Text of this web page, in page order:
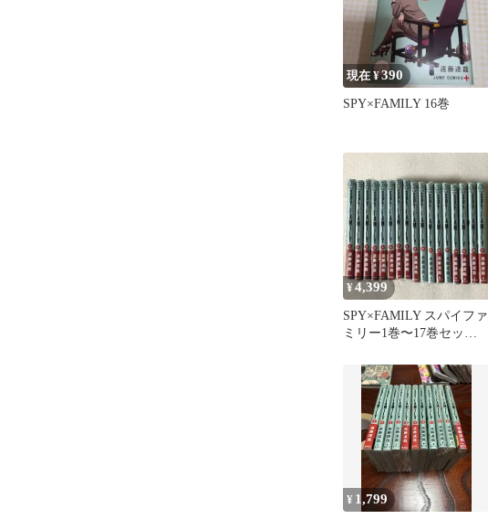
現在 ¥390
SPY×FAMILY 16巻
¥4,399
SPY×FAMILY スパイファ
ミリー1巻〜17巻セット
¥ 1,799